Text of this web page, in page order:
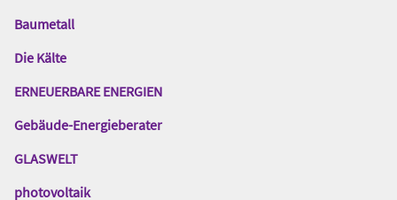
Das
Gentner
Baumetall
Die Kälte
ERNEUERBARE ENERGIEN
Gebäude-Energieberater
GLASWELT
photovoltaik